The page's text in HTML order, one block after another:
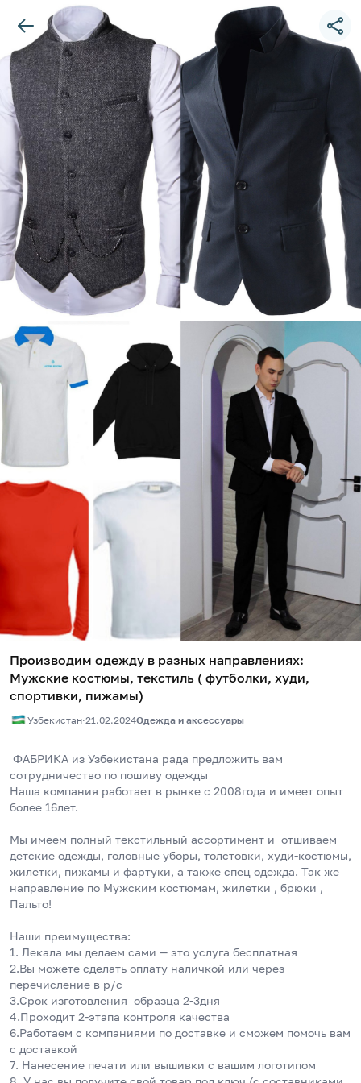
Производим одежду в разных направлениях:
Мужские костюмы, текстиль ( футболки, худи,
спортивки, пижамы)
Узбекистан·21.02.2024Одежда и аксессуары
ФАБРИКА из Узбекистана рада предложить вам
сотрудничество по пошиву одежды
Наша компания работает в рынке с 2008года и имеет опыт
более 16лет.
Мы имеем полный текстильный ассортимент и  отшиваем
детские одежды, головные уборы, толстовки, худи-костюмы,
жилетки, пижамы и фартуки, а также спец одежда. Так же
направление по Мужским костюмам, жилетки , брюки ,
Пальто!
Наши преимущества:
1. Лекала мы делаем сами — это услуга бесплатная
2.Вы можете сделать оплату наличкой или через
перечисление в р/с
3.Срок изготовления  образца 2-3дня
4.Проходит 2-этапа контроля качества
6.Работаем с компаниями по доставке и сможем помочь вам
с доставкой
7. Нанесение печати или вышивки с вашим логотипом